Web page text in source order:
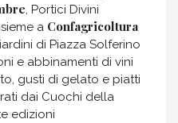
, Portici Divini
a Confagricoltura
di Piazza Solferino
e abbinamenti di vini
gusti di gelato e piatti
dai Cuochi della
edizioni